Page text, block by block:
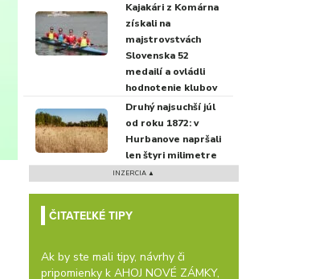
Kajakári z Komárna
získali na
majstrovstvách
Slovenska 52
medailí a ovládli
hodnotenie klubov
Druhý najsuchší júl
od roku 1872: v
Hurbanove napršali
len štyri milimetre
INZERCIA ▲
ČITATEĽKÉ TIPY
Ak by ste mali tipy, návrhy či
pripomienky k AHOJ NOVÉ ZÁMKY,